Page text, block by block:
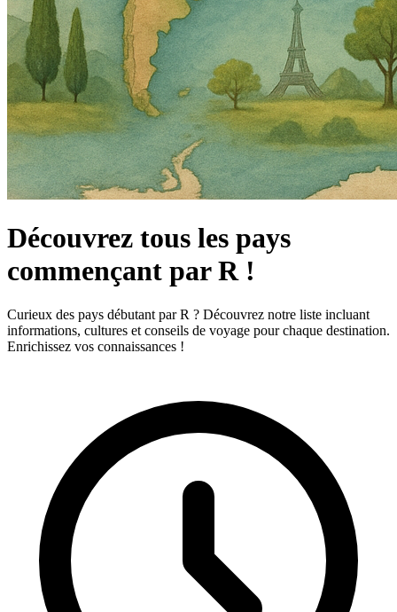
Découvrez tous les pays
commençant par R !
Curieux des pays débutant par R ? Découvrez notre liste incluant
informations, cultures et conseils de voyage pour chaque destination.
Enrichissez vos connaissances !